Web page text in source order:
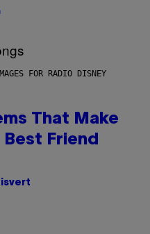
FOR RADIO DISNEY
That Make
Best Friend